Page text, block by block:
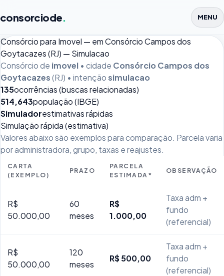
consorciode. MENU
Consórcio para Imovel — em Consórcio Campos dos
Goytacazes (RJ) — Simulacao
Consórcio de imovel • cidade Consórcio Campos dos
Goytacazes(RJ) • intençãosimulacao
135ocorrências (buscas relacionadas)
514,643população (IBGE)
Simuladorestimativas rápidas
Simulação rápida (estimativa)
Valores abaixo são exemplos para comparação. Parcela varia
por administradora, grupo, taxas e reajustes.
CARTA
(EXEMPLO)
PRAZO
PARCELA
ESTIMADA*
OBSERVAÇÃO
R$
50.000,00
60
meses
R$
1.000,00
Taxa adm +
fundo
(referencial)
R$
50.000,00
120
meses
R$ 500,00
Taxa adm +
fundo
(referencial)